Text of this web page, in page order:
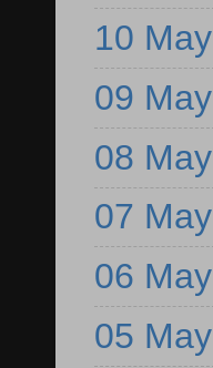
10 May
09 May
08 May
07 May
06 May
05 May